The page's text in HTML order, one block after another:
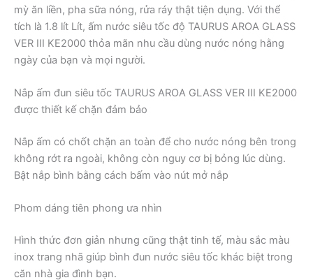
mỳ ăn liền, pha sữa nóng, rửa ráy thật tiện dụng. Với thể
tích là 1.8 lít Lít, ấm nước siêu tốc độ TAURUS AROA GLASS
VER III KE2000 thỏa mãn nhu cầu dùng nước nóng hằng
ngày của bạn và mọi người.
Nắp ấm đun siêu tốc TAURUS AROA GLASS VER III KE2000
được thiết kế chặn đảm bảo
Nắp ấm có chốt chặn an toàn để cho nước nóng bên trong
không rớt ra ngoài, không còn nguy cơ bị bỏng lúc dùng.
Bật nắp bình bằng cách bấm vào nút mở nắp
Phom dáng tiên phong ưa nhìn
Hình thức đơn giản nhưng cũng thật tinh tế, màu sắc màu
inox trang nhã giúp bình đun nước siêu tốc khác biệt trong
căn nhà gia đình bạn.